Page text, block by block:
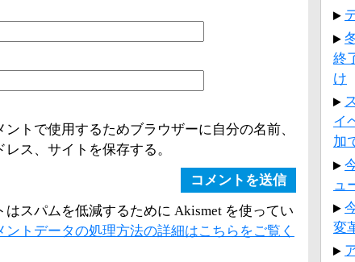
ントで使用するためブラウザーに自分の名前、
レス、サイトを保存する。
はスパムを低減するために Akismet を使ってい
ントデータの処理方法の詳細はこちらをご覧く
終
け
イ
加
ュ
変